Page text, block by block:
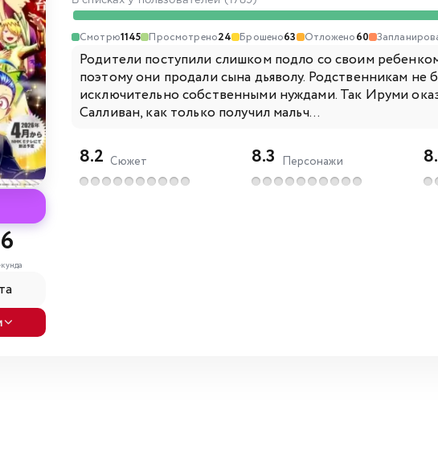
5
Смотрю1145 Просмотрено24 Брошено63 Отложено60
Родители поступили слишком подло со своим
поэтому они продали сына дьяволу. Родственникам
исключительно собственными нуждами. Так Ируми
Салливан, как только получил мальч...
8.2 Сюжет 8.3 Персонажи